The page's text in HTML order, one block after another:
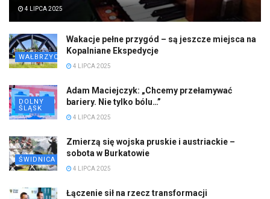
4 LIPCA 2025
WAŁBRZYCH
Wakacje pełne przygód – są jeszcze miejsca na
Kopalniane Ekspedycje
4 LIPCA 2025
DOLNY
ŚLĄSK
Adam Maciejczyk: „Chcemy przełamywać
bariery. Nie tylko bólu…”
4 LIPCA 2025
ŚWIDNICA
Zmierzą się wojska pruskie i austriackie –
sobota w Burkatowie
4 LIPCA 2025
Łączenie sił na rzecz transformacji